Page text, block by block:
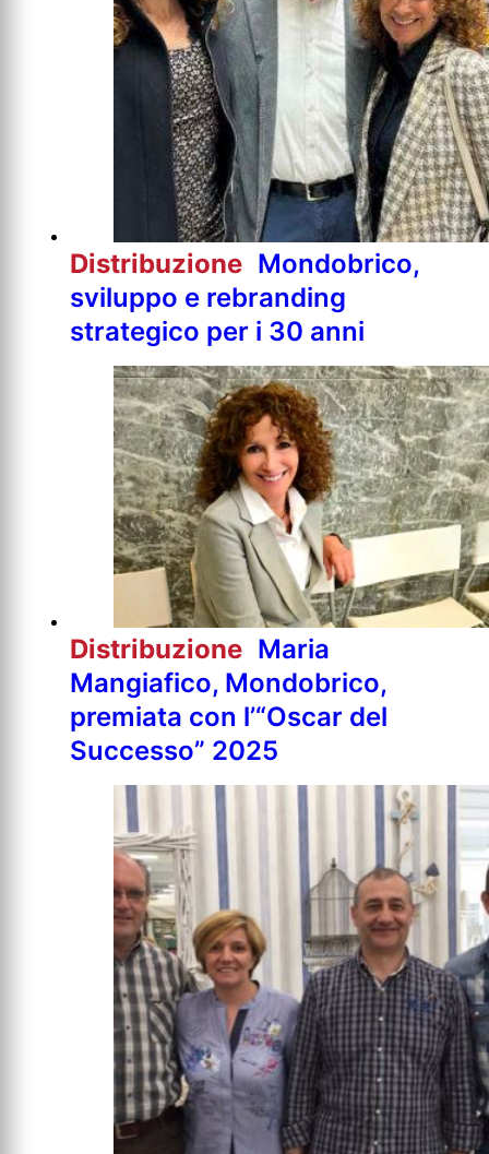
Distribuzione Mondobrico,
sviluppo e rebranding
strategico per i 30 anni
Distribuzione Maria
Mangiafico, Mondobrico,
premiata con l’“Oscar del
Successo” 2025